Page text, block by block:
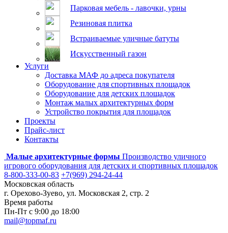
Парковая мебель - лавочки, урны
Резиновая плитка
Встраиваемые уличные батуты
Искусственный газон
Услуги
Доставка МАФ до адреса покупателя
Оборудование для спортивных площадок
Оборудование для детских площадок
Монтаж малых архитектурных форм
Устройство покрытия для площадок
Проекты
Прайс-лист
Контакты
Малые архитектурные формы Производство уличного
игрового оборудования для детских и спортивных площадок
8-800-333-00-83 +7(969) 294-24-44
Московская область
г. Орехово-Зуево, ул. Московская 2, стр. 2
Время работы
Пн-Пт с 9:00 до 18:00
mail@topmaf.ru